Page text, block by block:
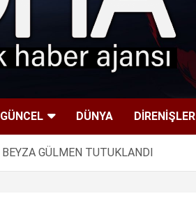
GÜNCEL DÜNYA DİRENİŞLER
BEYZA GÜLMEN TUTUKLANDI